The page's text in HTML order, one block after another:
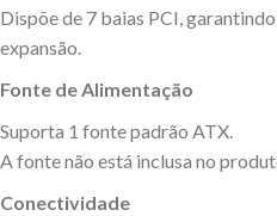
Dispõe de 7 baias PCI,
expansão.
Fonte de Alimentação
Suporta 1 fonte padrão ATX.
A fonte não está inclusa no
Conectividade